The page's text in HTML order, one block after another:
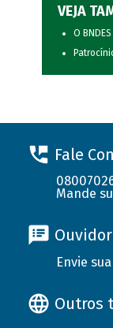
VEJA
O
Fale
Mande
Envie
Outros